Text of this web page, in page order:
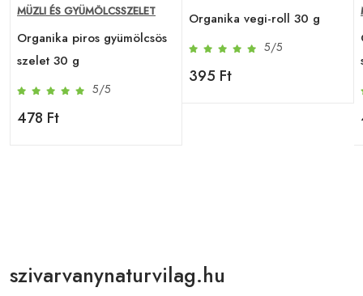
MÜZLI ÉS GYÜMÖLCSSZELET
Organika piros gyümölcsös
szelet 30 g
5/5
478 Ft
Organika vegi-roll 30 g
5/5
395 Ft
szivarvanynaturvilag.hu